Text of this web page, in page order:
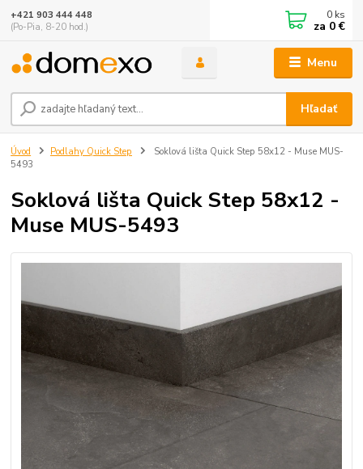
Menu
Hľadať
+421 903 444 448
(Po-Pia, 8-20 hod.)
0 ks
za 0 €
Úvod Podlahy Quick Step
Soklová lišta Quick Step 58x12 - Muse MUS-
5493
Soklová lišta Quick Step 58x12 -
Muse MUS-5493